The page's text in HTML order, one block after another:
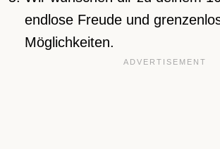
endlose Freude und
Möglichkeiten.